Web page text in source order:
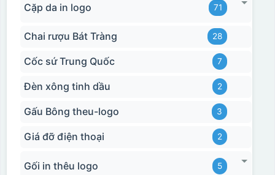
Cặp da in logo 71
Chai rượu Bát Tràng 28
Cốc sứ Trung Quốc 7
Đèn xông tinh dầu 2
Gấu Bông theu-logo 3
Giá đỡ điện thoại 2
Gối in thêu logo 5